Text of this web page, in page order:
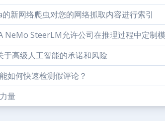
新网络爬虫对您的网络抓取内容进行索引
NeMo SteerLM允许公司在推理过程中定制
高级人工智能的承诺和风险
如何快速检测假评论？
量